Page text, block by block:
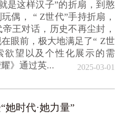
是这样汉子”的折扇，到憨
偶， “ Z世代”手持折扇，
王对话，历史不再尘封，
眼前，极大地满足了“ Z世
欲望以及个性化展示的需
》通过英...
2025-03-01
她时代·她力量”